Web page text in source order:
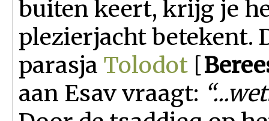
buiten keert, krijg je
plezierjacht betekent.
parasja Tolodot [
aan Esav vraagt: